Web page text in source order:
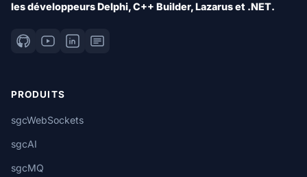
les développeurs Delphi, C++ Builder, Lazarus et .NET.
PRODUITS
sgcWebSockets
sgcAI
sgcMQ